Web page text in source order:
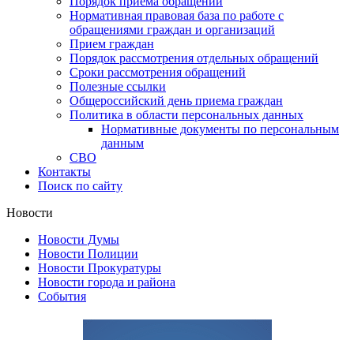
Нормативная правовая база по работе с
обращениями граждан и организаций
Прием граждан
Порядок рассмотрения отдельных обращений
Сроки рассмотрения обращений
Полезные ссылки
Общероссийский день приема граждан
Политика в области персональных данных
Нормативные документы по персональным
данным
СВО
Контакты
Поиск по сайту
Новости
Новости Думы
Новости Полиции
Новости Прокуратуры
Новости города и района
События